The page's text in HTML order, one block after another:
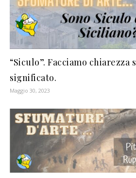
“Siculo”. Facciamo chiarezza
significato.
Maggio 30, 2023